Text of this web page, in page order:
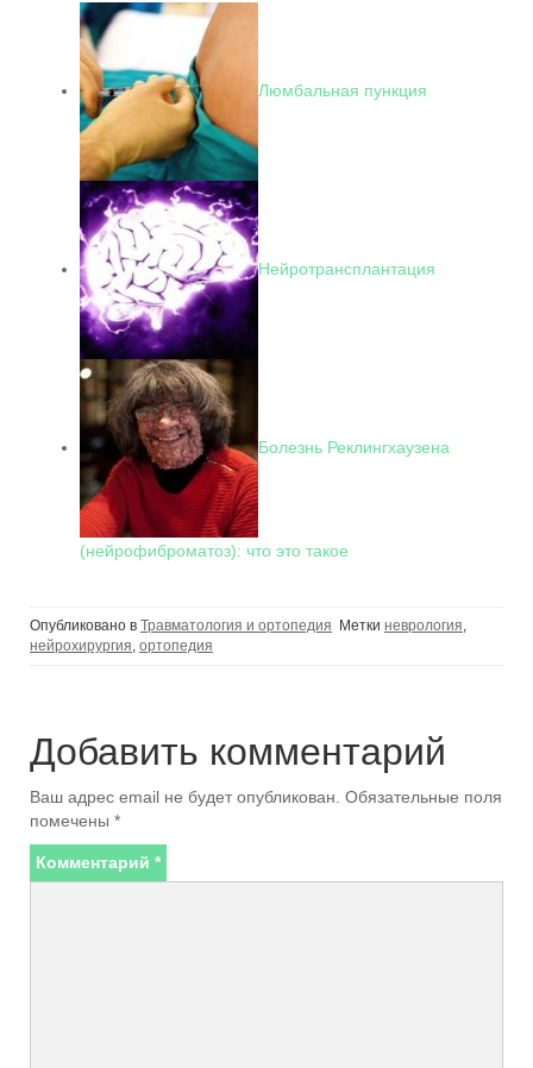
Люмбальная пункция
Нейротрансплантация
Болезнь Реклингхаузена
(нейрофиброматоз): что это такое
Опубликовано в Травматология и ортопедия Метки неврология,
нейрохирургия, ортопедия
Добавить комментарий
Ваш адрес email не будет опубликован. Обязательные поля
помечены *
Комментарий *